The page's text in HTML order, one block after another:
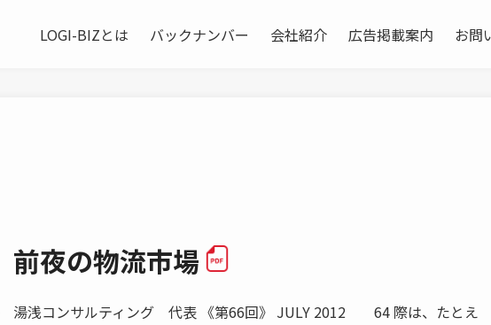
LOGI-BIZとは バックナンバー 会社紹介 広告掲載案内 お問
前夜の物流市場
浅コンサルティング 代表 《第66回》 JULY 2012 64 際は、たとえ